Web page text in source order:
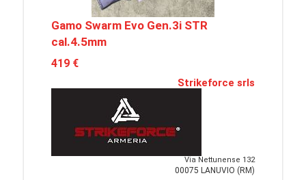
Gamo Swarm Evo Gen.3i STR
cal.4.5mm
419 €
Strikeforce srls
Via Nettunense 132
00075 LANUVIO (RM)